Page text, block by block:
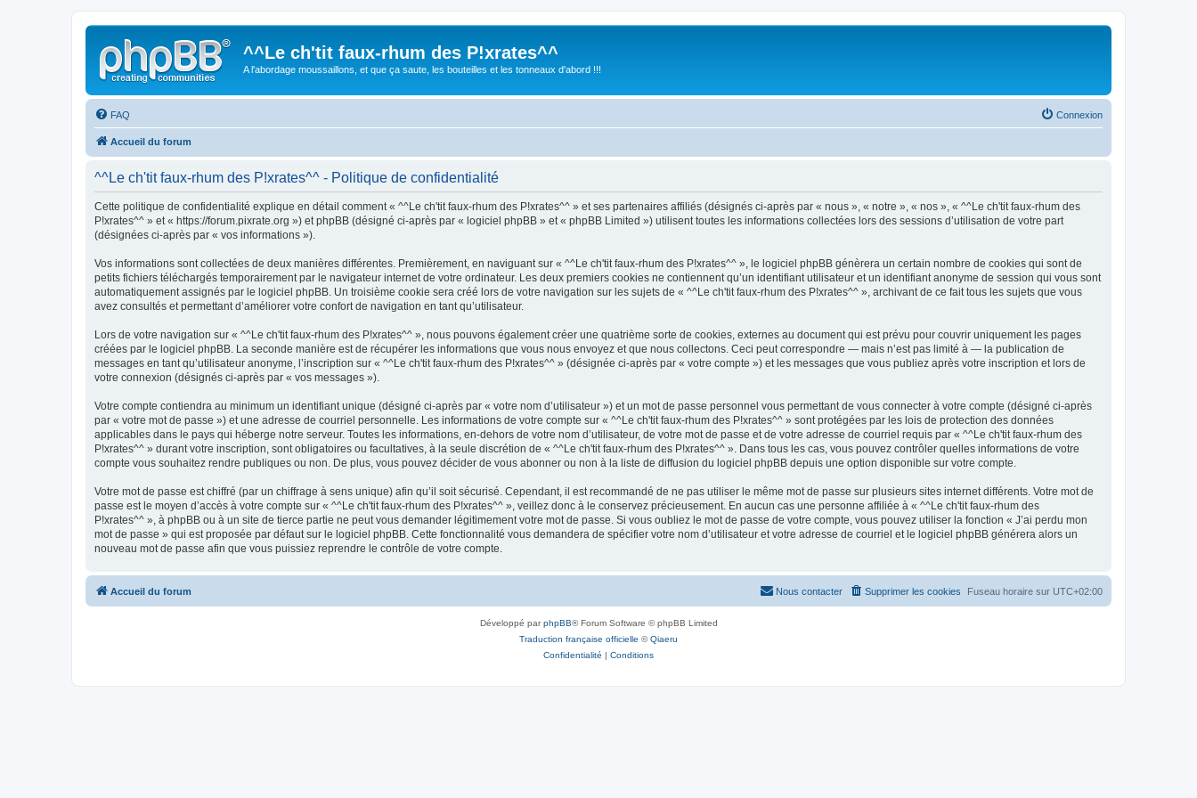
^^Le ch'tit faux-rhum des P!xrates^^
A l'abordage moussaillons, et que ça saute, les bouteilles et les tonneaux d'abord !!!
FAQ Connexion
Accueil du forum
^^Le ch'tit faux-rhum des P!xrates^^ - Politique de confidentialité
Cette politique de confidentialité explique en détail comment « ^^Le ch'tit faux-rhum des P!xrates^^ » et ses partenaires affiliés (désignés ci-après par « nous », « notre », « nos », « ^^Le ch'tit faux-rhum des
P!xrates^^ » et « https://forum.pixrate.org ») et phpBB (désigné ci-après par « logiciel phpBB » et « phpBB Limited ») utilisent toutes les informations collectées lors des sessions d’utilisation de votre part
(désignées ci-après par « vos informations »).
Vos informations sont collectées de deux manières différentes. Premièrement, en naviguant sur « ^^Le ch'tit faux-rhum des P!xrates^^ », le logiciel phpBB génèrera un certain nombre de cookies qui sont de
petits fichiers téléchargés temporairement par le navigateur internet de votre ordinateur. Les deux premiers cookies ne contiennent qu’un identifiant utilisateur et un identifiant anonyme de session qui vous sont
automatiquement assignés par le logiciel phpBB. Un troisième cookie sera créé lors de votre navigation sur les sujets de « ^^Le ch'tit faux-rhum des P!xrates^^ », archivant de ce fait tous les sujets que vous
avez consultés et permettant d’améliorer votre confort de navigation en tant qu’utilisateur.
Lors de votre navigation sur « ^^Le ch'tit faux-rhum des P!xrates^^ », nous pouvons également créer une quatrième sorte de cookies, externes au document qui est prévu pour couvrir uniquement les pages
créées par le logiciel phpBB. La seconde manière est de récupérer les informations que vous nous envoyez et que nous collectons. Ceci peut correspondre — mais n’est pas limité à — la publication de
messages en tant qu’utilisateur anonyme, l’inscription sur « ^^Le ch'tit faux-rhum des P!xrates^^ » (désignée ci-après par « votre compte ») et les messages que vous publiez après votre inscription et lors de
votre connexion (désignés ci-après par « vos messages »).
Votre compte contiendra au minimum un identifiant unique (désigné ci-après par « votre nom d’utilisateur ») et un mot de passe personnel vous permettant de vous connecter à votre compte (désigné ci-après
par « votre mot de passe ») et une adresse de courriel personnelle. Les informations de votre compte sur « ^^Le ch'tit faux-rhum des P!xrates^^ » sont protégées par les lois de protection des données
applicables dans le pays qui héberge notre serveur. Toutes les informations, en-dehors de votre nom d’utilisateur, de votre mot de passe et de votre adresse de courriel requis par « ^^Le ch'tit faux-rhum des
P!xrates^^ » durant votre inscription, sont obligatoires ou facultatives, à la seule discrétion de « ^^Le ch'tit faux-rhum des P!xrates^^ ». Dans tous les cas, vous pouvez contrôler quelles informations de votre
compte vous souhaitez rendre publiques ou non. De plus, vous pouvez décider de vous abonner ou non à la liste de diffusion du logiciel phpBB depuis une option disponible sur votre compte.
Votre mot de passe est chiffré (par un chiffrage à sens unique) afin qu’il soit sécurisé. Cependant, il est recommandé de ne pas utiliser le même mot de passe sur plusieurs sites internet différents. Votre mot de
passe est le moyen d’accès à votre compte sur « ^^Le ch'tit faux-rhum des P!xrates^^ », veillez donc à le conservez précieusement. En aucun cas une personne affiliée à « ^^Le ch'tit faux-rhum des
P!xrates^^ », à phpBB ou à un site de tierce partie ne peut vous demander légitimement votre mot de passe. Si vous oubliez le mot de passe de votre compte, vous pouvez utiliser la fonction « J’ai perdu mon
mot de passe » qui est proposée par défaut sur le logiciel phpBB. Cette fonctionnalité vous demandera de spécifier votre nom d’utilisateur et votre adresse de courriel et le logiciel phpBB générera alors un
nouveau mot de passe afin que vous puissiez reprendre le contrôle de votre compte.
Accueil du forum Fuseau horaire sur UTC+02:00
Supprimer les cookies
Nous contacter
Développé parphpBB® Forum Software © phpBB Limited
Traduction française officielle ©Qiaeru
Confidentialité | Conditions